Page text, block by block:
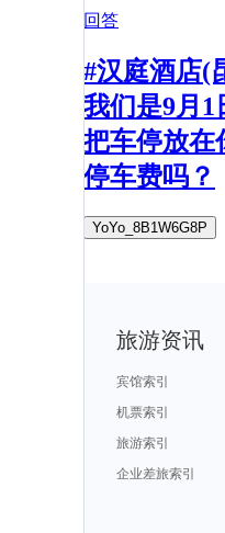
回答
#汉庭酒店(
我们是9月1
把车停放在
停车费吗？
YoYo_8B1W6G8P
旅游资讯
宾馆索引
机票索引
旅游索引
企业差旅索引